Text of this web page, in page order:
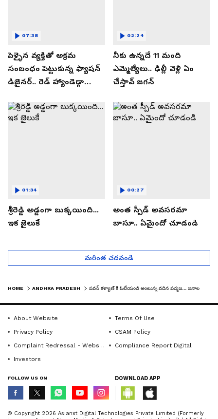
పెళ్ళైన వ్యక్తితో అక్రమ
సంబంధం పెట్టుకున్న ఫ్యాషన్
డిజైనర్.. రెడ్ హ్యాండెడ్గా
07:38
నీకు ఉన్నదే 11 మంది
ఎమ్మెల్యేలు.. ఢిల్లీ వెళ్లి ఏం
చేస్తావ్ జగన్
02:24
శ్రీరెడ్డి అడ్డంగా బుక్కయింది...
ఇక జైలుకే
01:34
అంత స్పీడ్ అవసరమా
బాసూ.. ఏమైందో చూడండి
00:27
మరింత చదవండి
HOME ANDHRA PRADESH
About Website
Terms Of Use
Privacy Policy
CSAM Policy
Complaint Redressal - Website
Compliance Report Digital
Investors
FOLLOW US ON DOWNLOAD APP
© Copyright 2026 Asianxt Digital Technologies Private Limited (Formerly